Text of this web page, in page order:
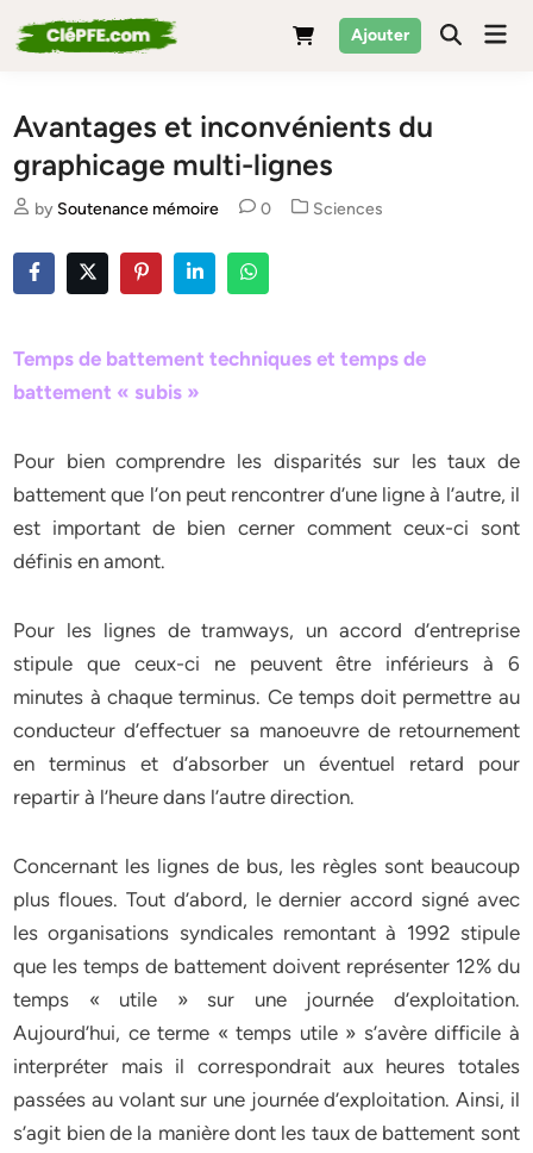
to
Ajouter
Avantages et inconvénients du
graphicage multi-lignes
by Soutenance mémoire 0
Posted
Sciences
Temps de battement techniques et temps de
battement « subis »
Pour bien comprendre les disparités sur les taux de
battement que l’on peut rencontrer d’une ligne à l’autre, il
est important de bien cerner comment ceux-ci sont
définis en amont.
Pour les lignes de tramways, un accord d’entreprise
stipule que ceux-ci ne peuvent être inférieurs à 6
minutes à chaque terminus. Ce temps doit permettre au
conducteur d’effectuer sa manoeuvre de retournement
en terminus et d’absorber un éventuel retard pour
repartir à l’heure dans l’autre direction.
Concernant les lignes de bus, les règles sont beaucoup
plus floues. Tout d’abord, le dernier accord signé avec
les organisations syndicales remontant à 1992 stipule
que les temps de battement doivent représenter 12% du
temps « utile » sur une journée d’exploitation.
Aujourd’hui, ce terme « temps utile » s’avère difficile à
interpréter mais il correspondrait aux heures totales
passées au volant sur une journée d’exploitation. Ainsi, il
s’agit bien de la manière dont les taux de battement sont